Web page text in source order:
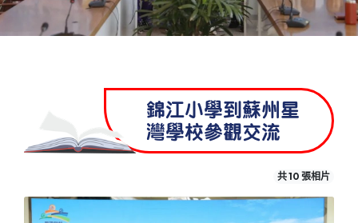
錦江小學到蘇州星
灣學校參觀交流
共 10 張相片